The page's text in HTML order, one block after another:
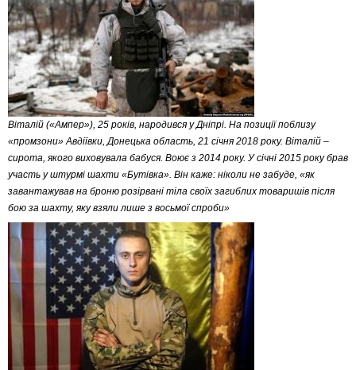
Віталій («Ампер»), 25 років, народився у Дніпрі. На позиції поблизу
«промзони» Авдіївки, Донецька область, 21 січня 2018 року. Віталій –
сирота, якого виховувала бабуся. Воює з 2014 року. У січні 2015 року брав
участь у штурмі шахти «Бутівка». Він каже: ніколи не забуде, «як
завантажував на броню розірвані тіла своїх загиблих товаришів після
бою за шахту, яку взяли лише з восьмої спроби»